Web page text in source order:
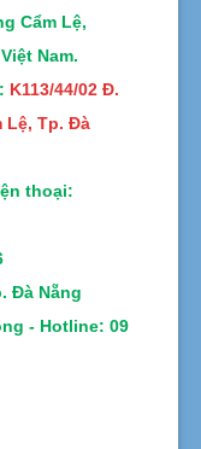
Cẩm Lệ,
Nam.
K113/44/02 Đ.
Lệ, Tp. Đà
thoại:
Đà Nẵng
- Hotline: 09